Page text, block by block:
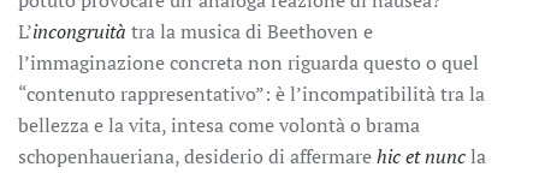
L’incongruità tra la musica di Beethoven e
l’immaginazione concreta non riguarda questo o quel
“contenuto rappresentativo”: è l’incompatibilità tra la
bellezza e la vita, intesa come volontà o brama
schopenhaueriana, desiderio di affermarehic et nuncla